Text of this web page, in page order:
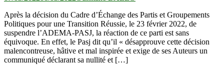
Après la décision du Cadre d’Échange des Partis et Groupements
Politiques pour une Transition Réussie, le 23 février 2022, de
suspendre l’ADEMA-PASJ, la réaction de ce parti est sans
équivoque. En effet, le Pasj dit qu’il « désapprouve cette décision
malencontreuse, hâtive et mal inspirée et exige de ses Auteurs un
communiqué déclarant sa nullité et […]